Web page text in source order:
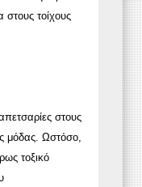
τοίχους
στους
μόδας. Ωστόσο,
τοξικό